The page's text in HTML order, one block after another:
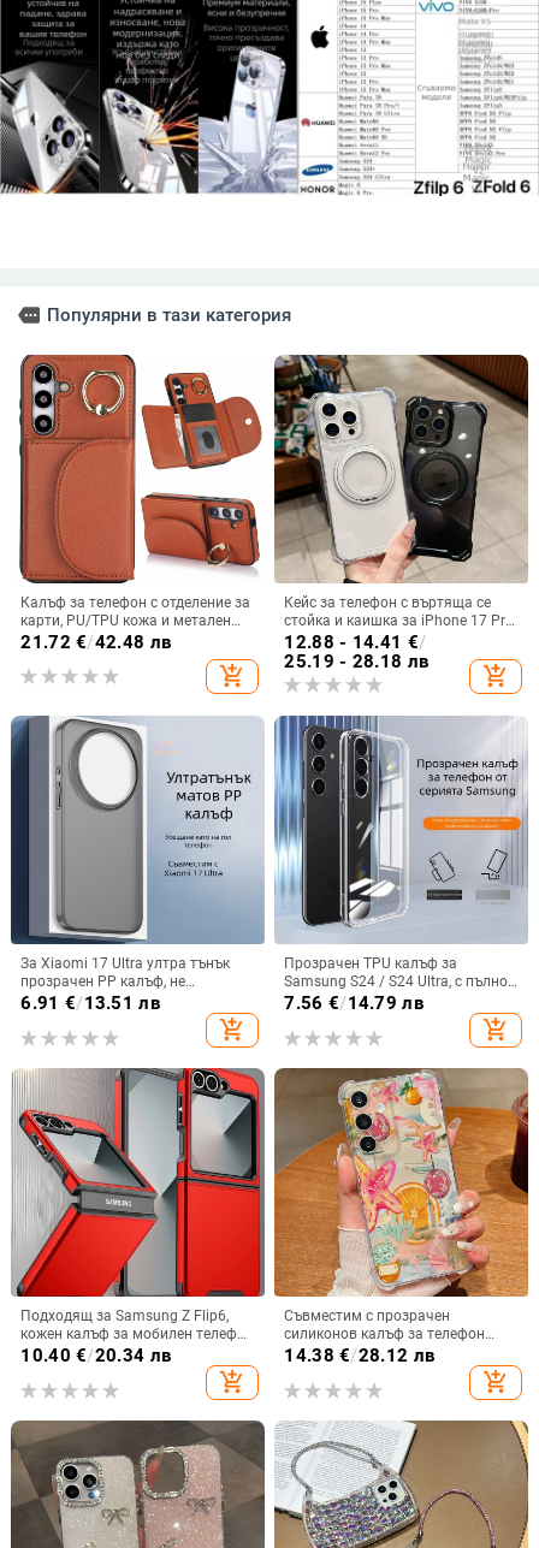
more Популярни в тази категория
Калъф за телефон с отделение за
карти, PU/TPU кожа и метален
пръстен; ръчна изработка,
против изпускане, за Samsung
21.72 €/42.48 лв
add_shopping_cart
Кейс за телефон с въртяща се
стойка и каишка за iPhone 17 Pro
Max, 16, 15 и iPhone 11
12.88 - 14.41 €/
25.19 - 28.18 лв
add_shopping_cart
За Xiaomi 17 Ultra ултра тънък
прозрачен PP калъф, не
пожълтява, матиран финиш и
6.91 €/13.51 лв
add_shopping_cart
Прозрачен TPU калъф за
Samsung S24 / S24 Ultra, с пълно
покритие и защита на камерата
7.56 €/14.79 лв
add_shopping_cart
Подходящ за Samsung Z Flip6,
кожен калъф за мобилен телефон
Flip5, твърд двустранен калъф
против падане за Flip7, защитен
калъф Armor
10.40 €/20.34 лв
add_shopping_cart
Съвместим с прозрачен
силиконов калъф за телефон
Samsung S25 Ultra,
персонализиран рисуван дизайн
за S24 FE и защитен калъф A55
14.38 €/28.12 лв
add_shopping_cart